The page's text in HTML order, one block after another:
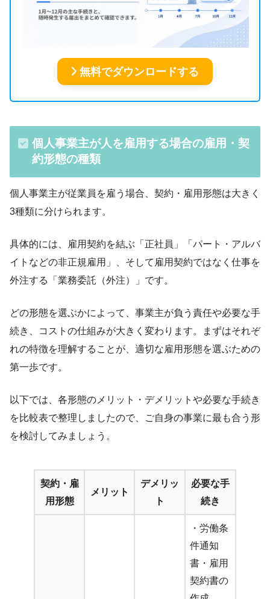
無料でダウンロードする
個人事業主が人を雇用する場合の雇用・契
約形態の種類
個人事業主が従業員を雇う場合、契約・雇用形態は大きく
3種類に分けられます。
具体的には、雇用契約を結ぶ「正社員」「パート・アルバ
イトなどの非正規雇用」、そして雇用契約ではなく仕事を
外注する「業務委託（外注）」です。
どの形態を選ぶかによって、事業主が負う責任や必要な手
続き、コストの仕組みが大きく変わります。まずはそれぞ
れの特徴を理解することが、適切な雇用形態を選ぶための
第一歩です。
以下では、各形態のメリット・デメリットや必要な手続き
を比較表で整理しましたので、ご自身の事業に最も合う形
を検討してみましょう。
契約・雇
用形態
メリット
デメリッ
ト
必要な手
続き
・労働条
件通知
書・雇用
契約書の